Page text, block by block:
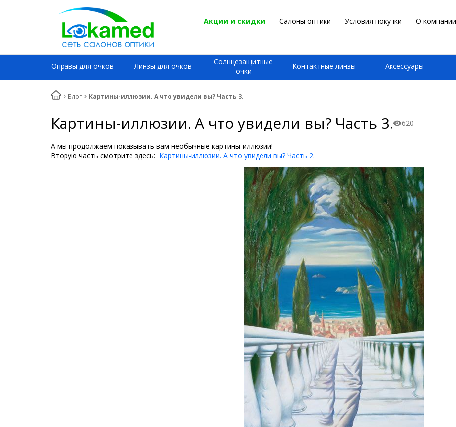
Акции и скидки Салоны оптики Условия покупки О компании
Оправы для очков Линзы для очков
Солнцезащитные
очки
Контактные линзы Аксессуары
Блог Картины-иллюзии. А что увидели вы? Часть 3.
Картины-иллюзии. А что увидели вы? Часть 3. 620
А мы продолжаем показывать вам необычные картины-иллюзии!
Вторую часть смотрите здесь: Картины-иллюзии. А что увидели вы? Часть 2.